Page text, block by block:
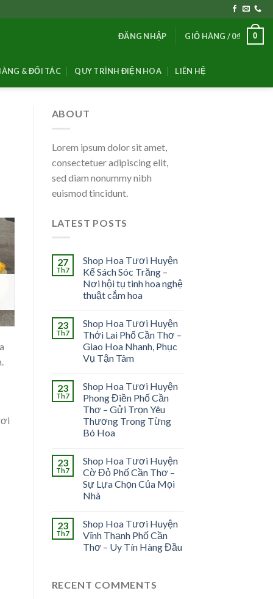
ĐĂNG NHẬP GIỎ HÀNG /0₫ 0
& ĐỐI TÁC QUY TRÌNH ĐIỆN HOA LIÊN HỆ
ABOUT
Lorem ipsum dolor sit amet,
consectetuer adipiscing elit,
sed diam nonummy nibh
euismod tincidunt.
LATEST POSTS
27
Th7
Shop Hoa Tươi Huyện
Kế Sách Sóc Trăng –
Nơi hội tụ tinh hoa nghệ
thuật cắm hoa
23
Th7
Shop Hoa Tươi Huyện
Thới Lai Phố Cần Thơ –
Giao Hoa Nhanh, Phục
Vụ Tận Tâm
23
Th7
Shop Hoa Tươi Huyện
Phong Điền Phố Cần
Thơ – Gửi Trọn Yêu
Thương Trong Từng
Bó Hoa
23
Th7
Shop Hoa Tươi Huyện
Cờ Đỏ Phố Cần Thơ –
Sự Lựa Chọn Của Mọi
Nhà
23
Th7
Shop Hoa Tươi Huyện
Vĩnh Thạnh Phố Cần
Thơ – Uy Tín Hàng Đầu
RECENT COMMENTS